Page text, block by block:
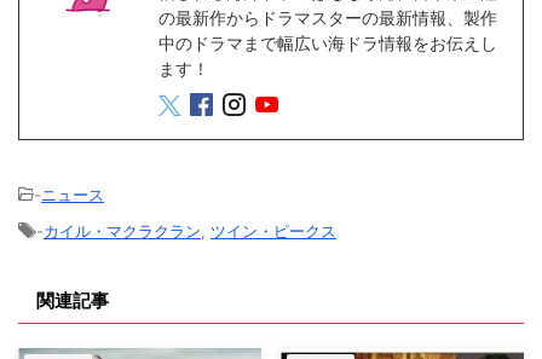
の最新作からドラマスターの最新情報、製作
中のドラマまで幅広い海ドラ情報をお伝えし
ます！
-ニュース
-カイル・マクラクラン ツイン・ピークス
関連記事